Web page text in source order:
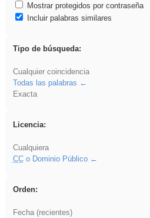
Mostrar protegidos por contraseña
Incluir palabras similares
Tipo de búsqueda:
Cualquier coincidencia
Todas las palabras
Exacta
Licencia:
Cualquiera
CCo Dominio Público
Orden:
Fecha (recientes)